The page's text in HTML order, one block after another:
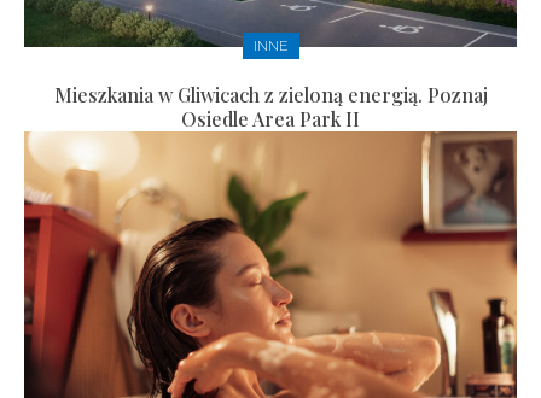
INNE
Mieszkania w Gliwicach z zieloną energią. Poznaj
Osiedle Area Park II